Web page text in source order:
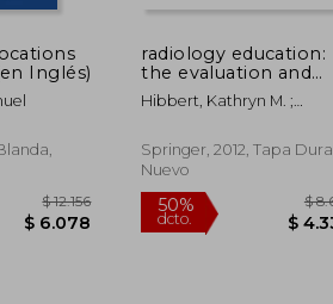
$ 10.041
$ 5.020
50%
dcto.
Inglés)
radiology education:
the evaluation and
assessment of clinical
competence (en
Hibbert, Kathryn M. ;
Deven, Teresa
Springer, 2012, Tapa Dura,
Nuevo